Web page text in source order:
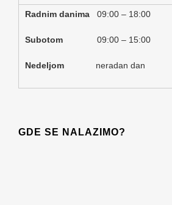
Radnim danima 09:00 – 18:00
Subotom 09:00 – 15:00
Nedeljom neradan dan
GDE SE NALAZIMO?